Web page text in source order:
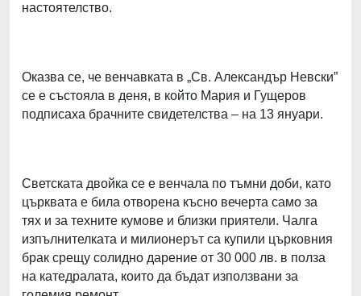
настоятелство.
Оказва се, че венчавката в „Св. Александър Невски”
се е състояла в деня, в който Мария и Гущеров
подписаха брачните свидетелства – на 13 януари.
Светската двойка се е венчала по тъмни доби, като
църквата е била отворена късно вечерта само за
тях и за техните кумове и близки приятели. Чалга
изпълнителката и милионерът са купили църковния
брак срещу солидно дарение от 30 000 лв. в полза
на катедралата, които да бъдат използвани за